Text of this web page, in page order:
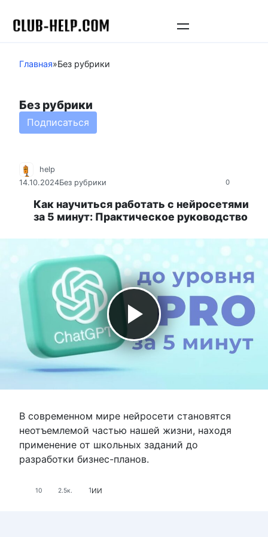
контенту
Главная»Без рубрики
Без рубрики
Подписаться
0
help
14.10.2024Без рубрики
Как научиться работать с нейросетями
за 5 минут: Практическое руководство
В современном мире нейросети становятся
неотъемлемой частью нашей жизни, находя
применение от школьных заданий до
разработки бизнес-планов.
10 2.5к. 1ИИ